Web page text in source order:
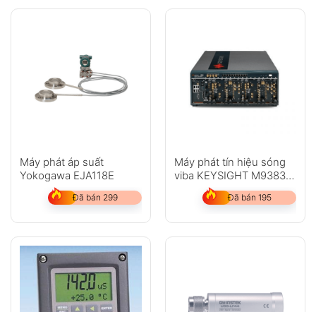
Máy phát áp suất
Yokogawa EJA118E
Đã bán 299
Máy phát tín hiệu sóng
viba KEYSIGHT M9383B
VXG-m
Đã bán 195